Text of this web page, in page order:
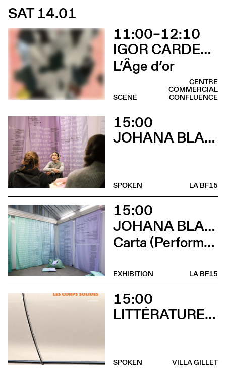
SAT 14.01
11:00–12:10
IGOR CARDELLINI & TOMAS GONZALEZ
L’Âge d’or
CENTRE
COMMERCIAL
CONFLUENCE
SCENE
15:00
JOHANA BLANC
LA BF15
SPOKEN
15:00
JOHANA BLANC ET SIMONE HOLLIGER
Carta (Performance de Johana Blanc)
LA BF15
EXHIBITION
15:00
LITTÉRATURES SUISSES
VILLA GILLET
SPOKEN